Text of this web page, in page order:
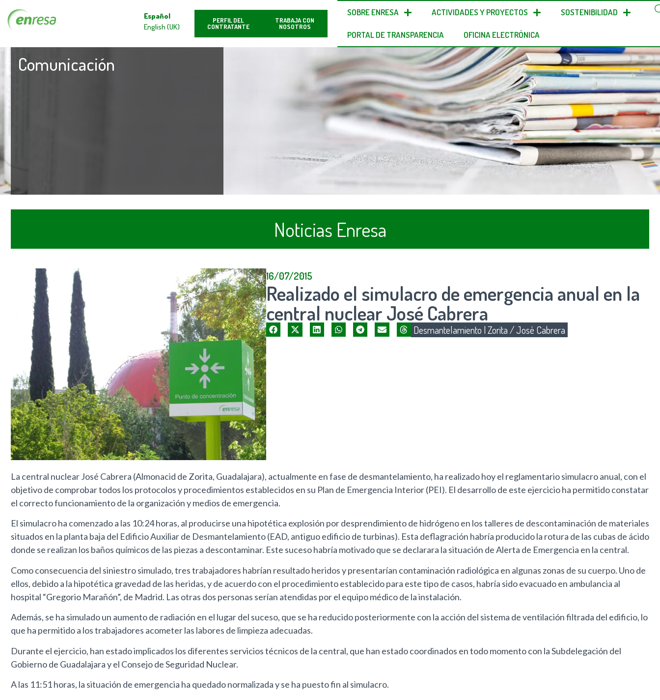
Español
English (UK)
PERFIL DEL
CONTRATANTE
TRABAJA CON
NOSOTROS
SOBRE ENRESA ACTIVIDADES Y PROYECTOS SOSTENIBILIDAD
PORTAL DE TRANSPARENCIA OFICINA ELECTRÓNICA
Comunicación
Noticias Enresa
16/07/2015
Realizado el simulacro de emergencia anual en la
central nuclear José Cabrera
Desmantelamiento |Zorita / José Cabrera
La central nuclear José Cabrera (Almonacid de Zorita, Guadalajara), actualmente en fase de desmantelamiento, ha realizado hoy el reglamentario simulacro anual, con el
objetivo de comprobar todos los protocolos y procedimientos establecidos en su Plan de Emergencia Interior (PEI). El desarrollo de este ejercicio ha permitido constatar
el correcto funcionamiento de la organización y medios de emergencia.
El simulacro ha comenzado a las 10:24 horas, al producirse una hipotética explosión por desprendimiento de hidrógeno en los talleres de descontaminación de materiales
situados en la planta baja del Edificio Auxiliar de Desmantelamiento (EAD, antiguo edificio de turbinas). Esta deflagración habría producido la rotura de las cubas de ácido
donde se realizan los baños químicos de las piezas a descontaminar. Este suceso habría motivado que se declarara la situación de Alerta de Emergencia en la central.
Como consecuencia del siniestro simulado, tres trabajadores habrían resultado heridos y presentarían contaminación radiológica en algunas zonas de su cuerpo. Uno de
ellos, debido a la hipotética gravedad de las heridas, y de acuerdo con el procedimiento establecido para este tipo de casos, habría sido evacuado en ambulancia al
hospital “Gregorio Marañón”, de Madrid. Las otras dos personas serían atendidas por el equipo médico de la instalación.
Además, se ha simulado un aumento de radiación en el lugar del suceso, que se ha reducido posteriormente con la acción del sistema de ventilación filtrada del edificio, lo
que ha permitido a los trabajadores acometer las labores de limpieza adecuadas.
Durante el ejercicio, han estado implicados los diferentes servicios técnicos de la central, que han estado coordinados en todo momento con la Subdelegación del
Gobierno de Guadalajara y el Consejo de Seguridad Nuclear.
A las 11:51 horas, la situación de emergencia ha quedado normalizada y se ha puesto fin al simulacro.